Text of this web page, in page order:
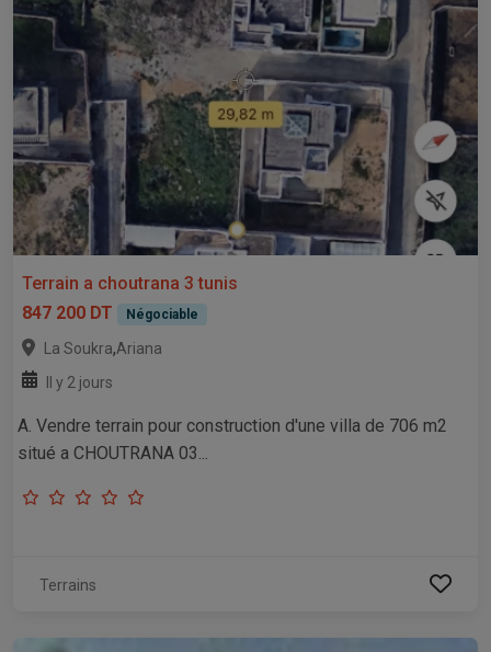
Terrain a choutrana 3 tunis
847 200 DT
Négociable
La Soukra,Ariana
Il y 2 jours
A. Vendre terrain pour construction d'une villa de 706 m2
situé a CHOUTRANA 03...
Terrains